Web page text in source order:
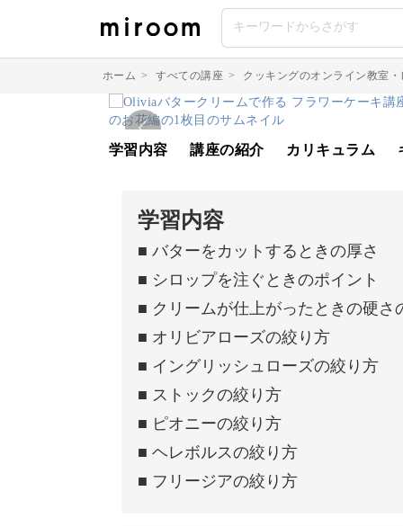
ホーム > すべての講座 > クッキングのオンライン教室・
学習内容 講座の紹介 カリキュラム
学習内容
■ バターをカットするときの厚さ
■ シロップを注ぐときのポイント
■ クリームが仕上がったときの硬さ
■ オリビアローズの絞り方
■ イングリッシュローズの絞り方
■ ストックの絞り方
■ ピオニーの絞り方
■ ヘレボルスの絞り方
■ フリージアの絞り方